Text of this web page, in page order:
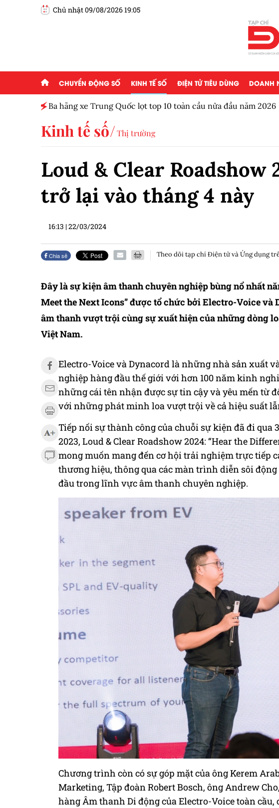
Chủ nhật 09/08/2026 19:05
CHUYỂN ĐỘNG SỐ KINH TẾ SỐ ĐIỆN TỬ TIÊU DÙNG DOANH
Ba hãng xe Trung Quốc lọt top 10 toàn cầu nửa đầu năm 2026
Kinh tế số Thị trường
Loud & Clear Roadshow
trở lại vào tháng 4 này
16:13 |22/03/2024
Chia sẻ Theo dõi tạp chí Điện tử và Ứng dụng
Đây là sự kiện âm thanh chuyên nghiệp bùng nổ nhất
Meet the Next Icons” được tổ chức bởi Electro-Voice
âm thanh vượt trội cùng sự xuất hiện của những dòng
Việt Nam.
Electro-Voice và Dynacord là những nhà sản xuất
nghiệp hàng đầu thế giới với hơn 100 năm kinh
những cái tên nhận được sự tin cậy và yêu mến từ
với những phát minh loa vượt trội về cả hiệu suất
Tiếp nối sự thành công của chuỗi sự kiện đã đi
2023, Loud & Clear Roadshow 2024: “Hear the
mong muốn mang đến cơ hội trải nghiệm trực tiếp
thương hiệu, thông qua các màn trình diễn sôi
đầu trong lĩnh vực âm thanh chuyên nghiệp.
Chương trình còn có sự góp mặt của ông Kerem
Marketing, Tập đoàn Robert Bosch, ông Andrew
hàng Âm thanh Di động của Electro-Voice toàn